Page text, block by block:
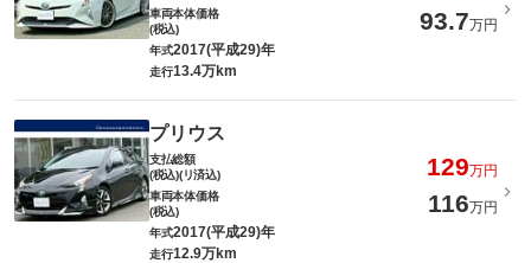
車両本体価格
(税込)
93.7万円
年式2017(平成29)年
走行13.4万km
プリウス
支払総額
(税込)(リ済込)
129万円
車両本体価格
(税込)
116万円
年式2017(平成29)年
走行12.9万km